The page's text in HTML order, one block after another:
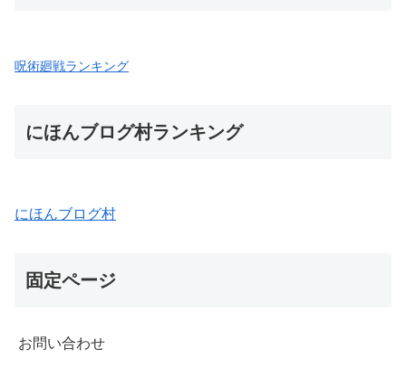
呪術廻戦ランキング
にほんブログ村ランキング
にほんブログ村
固定ページ
お問い合わせ